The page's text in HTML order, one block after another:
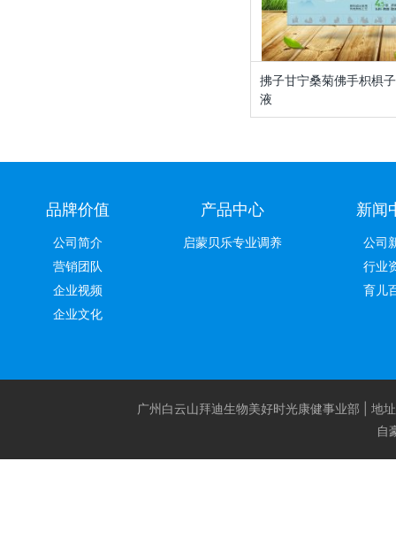
拂子甘宁桑菊佛手枳椇
液
品牌价值
公司简介
营销团队
企业视频
企业文化
产品中心
启蒙贝乐专业调养
新闻
公司
行业
育儿
广州白云山拜迪生物美好时光康健事业部 |
自